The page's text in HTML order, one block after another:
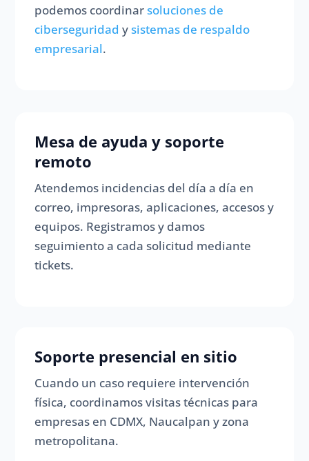
podemos coordinarsoluciones de
ciberseguridad ysistemas de respaldo
empresarial.
Mesa de ayuda y soporte
remoto
Atendemos incidencias del día a día en
correo, impresoras, aplicaciones, accesos y
equipos. Registramos y damos
seguimiento a cada solicitud mediante
tickets.
Soporte presencial en sitio
Cuando un caso requiere intervención
física, coordinamos visitas técnicas para
empresas en CDMX, Naucalpan y zona
metropolitana.